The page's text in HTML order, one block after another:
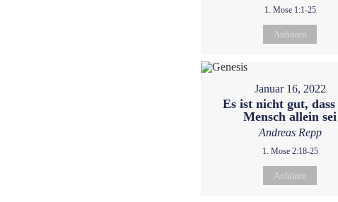
1. Mose 1:1-25
Anhören
Januar 16, 2022
Es ist nicht gut,
Mensch allein sei
Andreas Repp
1. Mose 2:18-25
Anhören